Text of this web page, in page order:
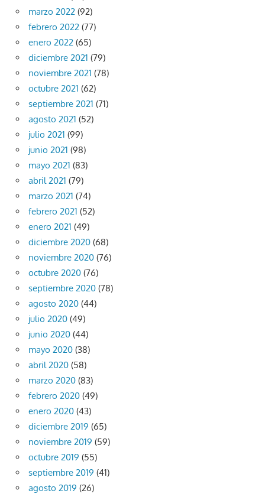
marzo 2022 (92)
febrero 2022 (77)
enero 2022 (65)
diciembre 2021 (79)
noviembre 2021 (78)
octubre 2021 (62)
septiembre 2021 (71)
agosto 2021 (52)
julio 2021 (99)
junio 2021 (98)
mayo 2021 (83)
abril 2021 (79)
marzo 2021 (74)
febrero 2021 (52)
enero 2021 (49)
diciembre 2020 (68)
noviembre 2020 (76)
octubre 2020 (76)
septiembre 2020 (78)
agosto 2020 (44)
julio 2020 (49)
junio 2020 (44)
mayo 2020 (38)
abril 2020 (58)
marzo 2020 (83)
febrero 2020 (49)
enero 2020 (43)
diciembre 2019 (65)
noviembre 2019 (59)
octubre 2019 (55)
septiembre 2019 (41)
agosto 2019 (26)